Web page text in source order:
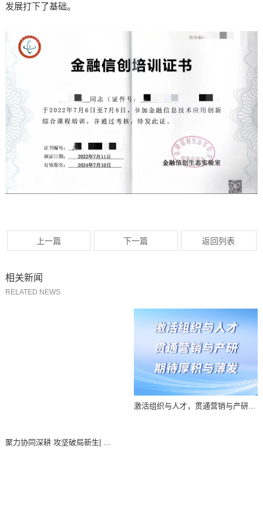
发展打下了基础。
上一篇 下一篇 返回列表
相关新闻
RELATED NEWS
聚力协同深耕 攻坚破局新生| ...
激活组织与人才，贯通营销与产研...